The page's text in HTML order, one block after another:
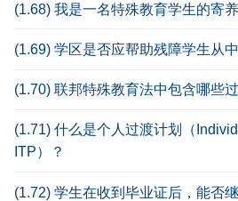
(1.68) 我是一名特殊教育学生的寄
(1.69) 学区是否应帮助残障学生从
(1.70) 联邦特殊教育法中包含哪些
(1.71) 什么是个人过渡计划（
ITP）？
(1.72) 学生在收到毕业证后，能否